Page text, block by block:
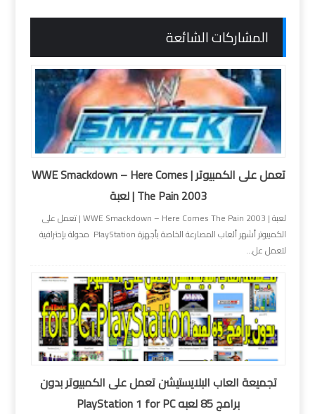
المشاركات الشائعة
تعمل على الكمبيوتر | WWE Smackdown – Here Comes
The Pain 2003 | لعبة
لعبة | WWE Smackdown – Here Comes The Pain 2003 | تعمل على
الكمبيوتر أشهر ألعاب المصارعة الخاصة بأجهزة PlayStation محولة بإحترافية
لتعمل عل...
تجميعة العاب البلايستيشن تعمل على الكمبيوتر بدون
برامج 85 لعبه PlayStation 1 for PC